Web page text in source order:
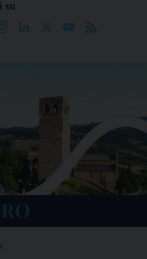
su
Instagram
LinkedIn YouTube